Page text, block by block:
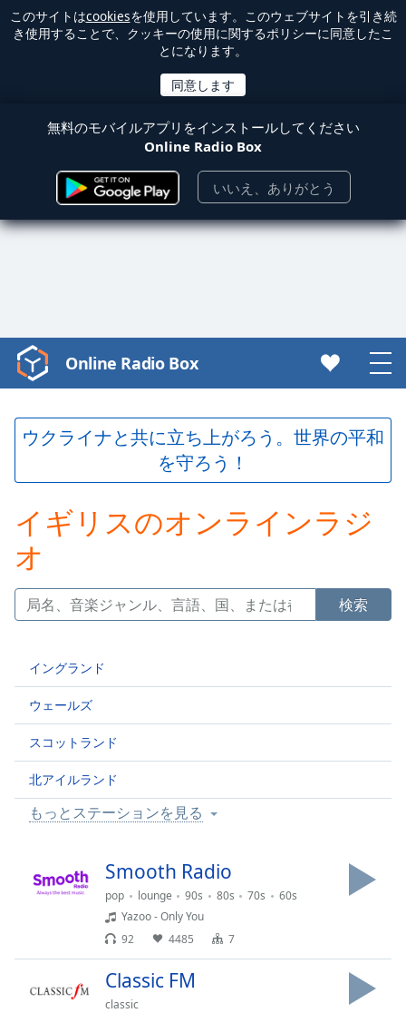
このサイトはcookiesを使用しています。このウェブサイトを引き続
き使用することで、クッキーの使用に関するポリシーに同意したこ
とになります。
無料のモバイルアプリをインストールしてください
Online Radio Box
いいえ、ありがとう
Video
Player
loading.
Play
Backward
Skip
Forward
Current
Time0:00
Loaded:
0.00%
Stream
TypeLIVE
live,
currently
behind
LIVE
Online Radio Box
ウクライナと共に立ち上がろう。世界の平和
を守ろう！
イギリスのオンラインラジ
オ
検索
イングランド
ウェールズ
スコットランド
北アイルランド
もっとステーションを見る
Smooth Radio
pop lounge 90s 80s 70s
60s
Yazoo - Only You
92
4485 7
Classic FM
classic